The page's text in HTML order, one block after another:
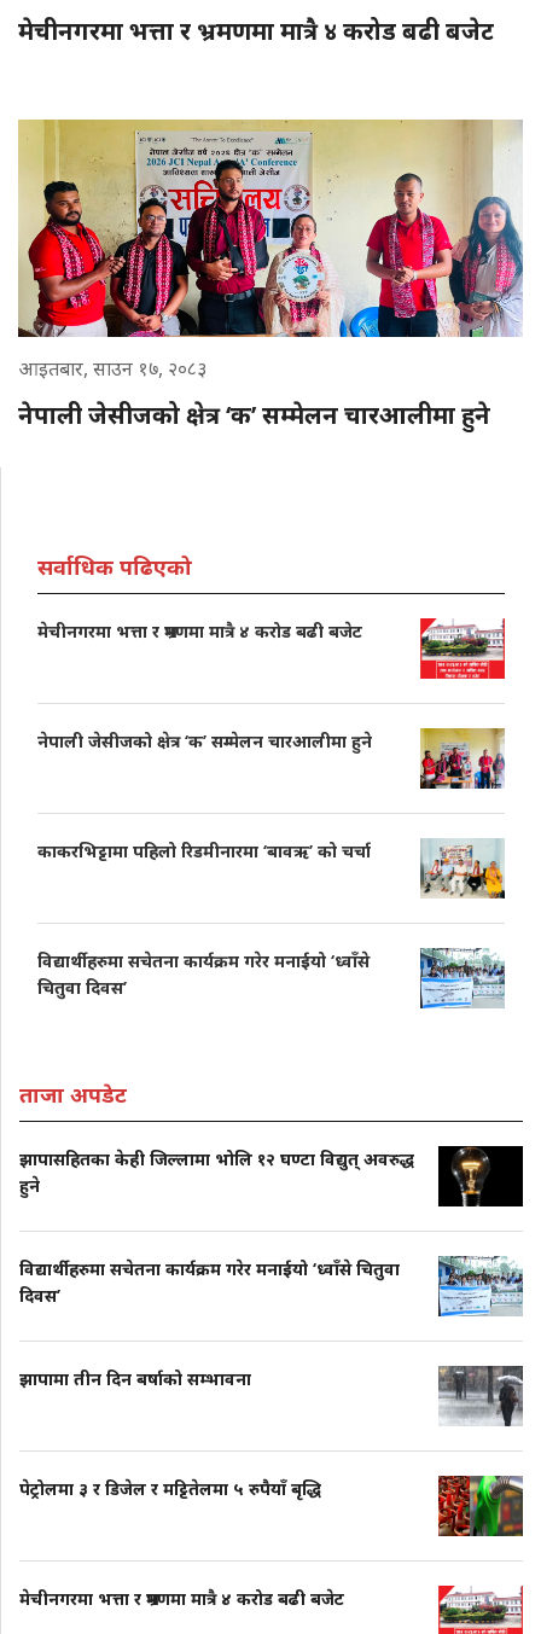
मेचीनगरमा भत्ता र भ्रमणमा मात्रै ४ करोड बढी बजेट
आइतबार, साउन १७, २०८३
नेपाली जेसीजको क्षेत्र ‘क’ सम्मेलन चारआलीमा हुने
सर्वाधिक पढिएको
मेचीनगरमा भत्ता र भ्रमणमा मात्रै ४ करोड बढी बजेट
नेपाली जेसीजको क्षेत्र ‘क’ सम्मेलन चारआलीमा हुने
काकरभिट्टामा पहिलो रिडमीनारमा ‘बावऋ’ को चर्चा
विद्यार्थीहरुमा सचेतना कार्यक्रम गरेर मनाईयो ‘ध्वाँसे
चितुवा दिवस’
ताजा अपडेट
झापासहितका केही जिल्लामा भोलि १२ घण्टा विद्युत् अवरुद्ध
हुने
विद्यार्थीहरुमा सचेतना कार्यक्रम गरेर मनाईयो ‘ध्वाँसे चितुवा
दिवस’
झापामा तीन दिन बर्षाको सम्भावना
पेट्रोलमा ३ र डिजेल र मट्टितेलमा ५ रुपैयाँ बृद्धि
मेचीनगरमा भत्ता र भ्रमणमा मात्रै ४ करोड बढी बजेट